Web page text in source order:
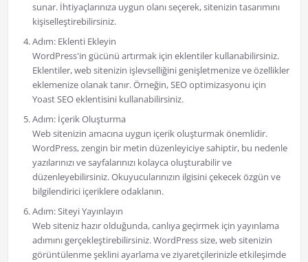
sunar. İhtiyaçlarınıza uygun olanı seçerek, sitenizin tasarımını
kişiselleştirebilirsiniz.
Adım: Eklenti Ekleyin
WordPress'in gücünü artırmak için eklentiler kullanabilirsiniz.
Eklentiler, web sitenizin işlevselliğini genişletmenize ve özellikler
eklemenize olanak tanır. Örneğin, SEO optimizasyonu için
Yoast SEO eklentisini kullanabilirsiniz.
Adım: İçerik Oluşturma
Web sitenizin amacına uygun içerik oluşturmak önemlidir.
WordPress, zengin bir metin düzenleyiciye sahiptir, bu nedenle
yazılarınızı ve sayfalarınızı kolayca oluşturabilir ve
düzenleyebilirsiniz. Okuyucularınızın ilgisini çekecek özgün ve
bilgilendirici içeriklere odaklanın.
Adım: Siteyi Yayınlayın
Web siteniz hazır olduğunda, canlıya geçirmek için yayınlama
adımını gerçekleştirebilirsiniz. WordPress size, web sitenizin
görüntülenme şeklini ayarlama ve ziyaretçilerinizle etkileşimde